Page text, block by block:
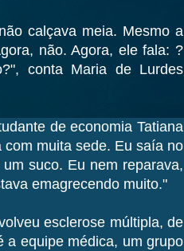
calçava meia. Mesmo a
não. Agora, ele fala: ?
conta Maria de Lurdes
de economia Tatiana
muita sede. Eu saía no
suco. Eu nem reparava,
emagrecendo muito."
esclerose múltipla, de
a equipe médica, um grupo